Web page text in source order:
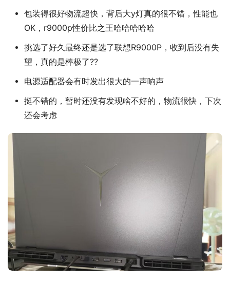
包装得很好物流超快，背后大y灯真的很不错，性能也
OK，r9000p性价比之王哈哈哈哈哈
挑选了好久最终还是选了联想R9000P，收到后没有失
望，真的是棒极了??
电源适配器会有时发出很大的一声响声
挺不错的，暂时还没有发现啥不好的，物流很快，下次
还会考虑